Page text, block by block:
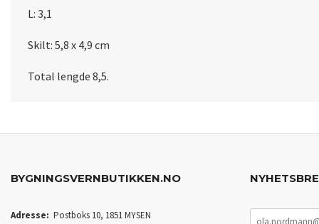
L: 3,1
Skilt: 5,8 x 4,9 cm
Total lengde 8,5.
BYGNINGSVERNBUTIKKEN.NO
Adresse: Postboks 10, 1851 MYSEN